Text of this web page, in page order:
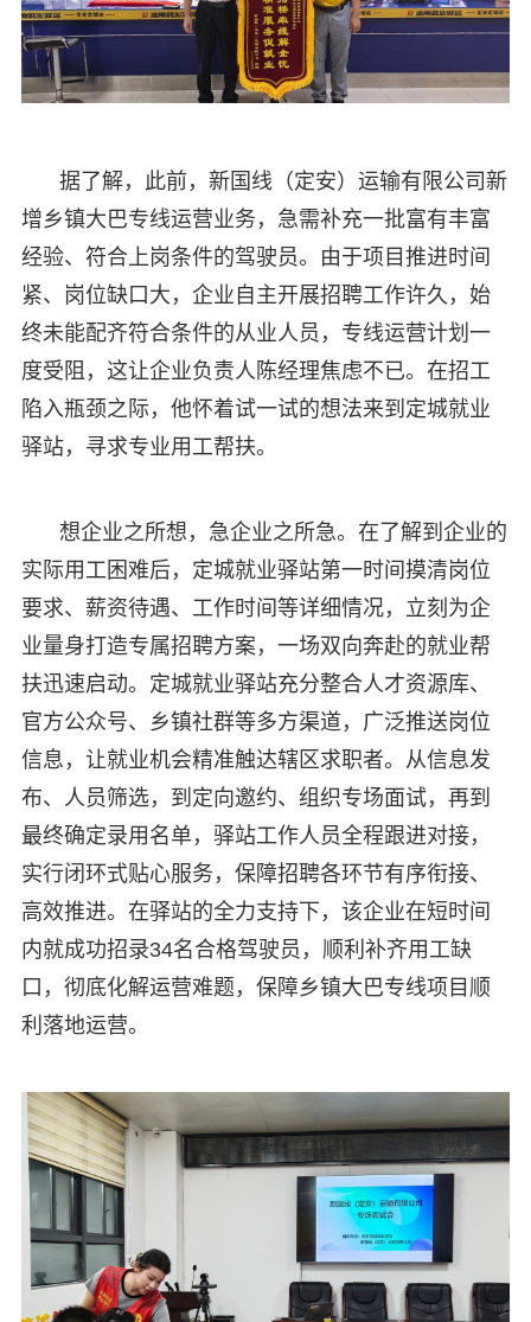
据了解，此前，新国线（定安）运输有限公司新
增乡镇大巴专线运营业务，急需补充一批富有丰富
经验、符合上岗条件的驾驶员。由于项目推进时间
紧、岗位缺口大，企业自主开展招聘工作许久，始
终未能配齐符合条件的从业人员，专线运营计划一
度受阻，这让企业负责人陈经理焦虑不已。在招工
陷入瓶颈之际，他怀着试一试的想法来到定城就业
驿站，寻求专业用工帮扶。
想企业之所想，急企业之所急。在了解到企业的
实际用工困难后，定城就业驿站第一时间摸清岗位
要求、薪资待遇、工作时间等详细情况，立刻为企
业量身打造专属招聘方案，一场双向奔赴的就业帮
扶迅速启动。定城就业驿站充分整合人才资源库、
官方公众号、乡镇社群等多方渠道，广泛推送岗位
信息，让就业机会精准触达辖区求职者。从信息发
布、人员筛选，到定向邀约、组织专场面试，再到
最终确定录用名单，驿站工作人员全程跟进对接，
实行闭环式贴心服务，保障招聘各环节有序衔接、
高效推进。在驿站的全力支持下，该企业在短时间
内就成功招录34名合格驾驶员，顺利补齐用工缺
口，彻底化解运营难题，保障乡镇大巴专线项目顺
利落地运营。